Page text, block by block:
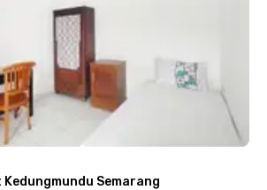
Kedungmundu Semarang